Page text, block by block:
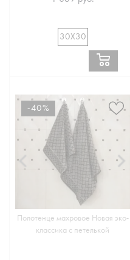
30Х30
-40%
Полотенце махровое Новая эко-
классика с петелькой